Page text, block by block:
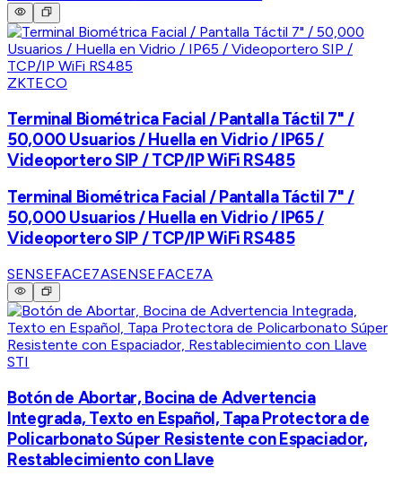
ZKTECO
Terminal Biométrica Facial / Pantalla Táctil 7" /
50,000 Usuarios / Huella en Vidrio / IP65 /
Videoportero SIP / TCP/IP WiFi RS485
Terminal Biométrica Facial / Pantalla Táctil 7" /
50,000 Usuarios / Huella en Vidrio / IP65 /
Videoportero SIP / TCP/IP WiFi RS485
SENSEFACE7ASENSEFACE7A
STI
Botón de Abortar, Bocina de Advertencia
Integrada, Texto en Español, Tapa Protectora de
Policarbonato Súper Resistente con Espaciador,
Restablecimiento con Llave